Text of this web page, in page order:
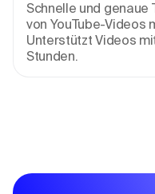
Schnelle und genaue
von YouTube-Videos
Unterstützt Videos
Stunden.